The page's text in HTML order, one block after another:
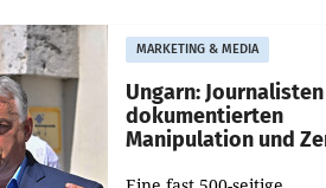
Optimierungsplattform
OtterlyAI. Damit baut die
Agentur ihr
MARKETING & MEDIA
Ungarn: Journalisten
dokumentierten
Manipulation und